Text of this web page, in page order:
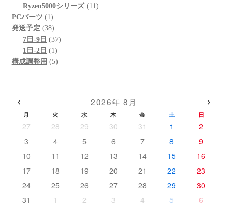
商
品
の
Ryzen5000シリーズ 1111
PCパーツ 11
個
の
商
品
発送予定 3838
個
の
商
7日-9日 3737
1日-2日 11
個
構成調整用 55
‹ 2026年 8月 ›
月 火 水 木 金 土 日
27 28 29 30 31 1
2
3
4 5 6 7 8
9
10
11 12 13 14 15
16
17
18 19 20 21 22
23
24
25 26 27 28 29
30
31
1 2 3 4 5 6